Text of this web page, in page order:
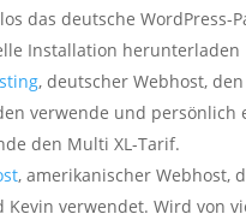
das deutsche WordPress-
Installation herunterladen
, deutscher Webhost,
verwende und persönlich
den Multi XL-Tarif.
, amerikanischer Webhost,
Kevin verwendet. Wird von